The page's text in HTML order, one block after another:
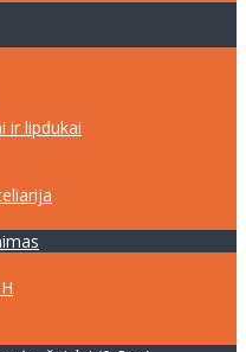
ir lipdukai